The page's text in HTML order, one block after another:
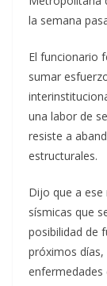
la semana
El funcionario
sumar
una labor de
resiste a
estructurales.
Dijo que a ese
sísmicas que
posibilidad de
próximos
enfermedades